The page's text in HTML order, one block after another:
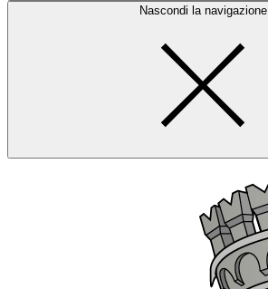
Nascondi la navigazione